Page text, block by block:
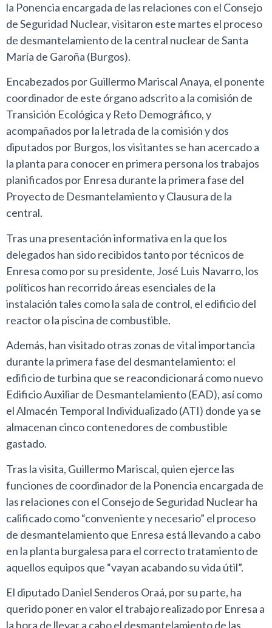
la Ponencia encargada de las relaciones con el Consejo
de Seguridad Nuclear, visitaron este martes el proceso
de desmantelamiento de la central nuclear de Santa
María de Garoña (Burgos).
Encabezados por Guillermo Mariscal Anaya, el ponente
coordinador de este órgano adscrito a la comisión de
Transición Ecológica y Reto Demográfico, y
acompañados por la letrada de la comisión y dos
diputados por Burgos, los visitantes se han acercado a
la planta para conocer en primera persona los trabajos
planificados por Enresa durante la primera fase del
Proyecto de Desmantelamiento y Clausura de la
central.
Tras una presentación informativa en la que los
delegados han sido recibidos tanto por técnicos de
Enresa como por su presidente, José Luis Navarro, los
políticos han recorrido áreas esenciales de la
instalación tales como la sala de control, el edificio del
reactor o la piscina de combustible.
Además, han visitado otras zonas de vital importancia
durante la primera fase del desmantelamiento: el
edificio de turbina que se reacondicionará como nuevo
Edificio Auxiliar de Desmantelamiento (EAD), así como
el Almacén Temporal Individualizado (ATI) donde ya se
almacenan cinco contenedores de combustible
gastado.
Tras la visita, Guillermo Mariscal, quien ejerce las
funciones de coordinador de la Ponencia encargada de
las relaciones con el Consejo de Seguridad Nuclear ha
calificado como “conveniente y necesario” el proceso
de desmantelamiento que Enresa está llevando a cabo
en la planta burgalesa para el correcto tratamiento de
aquellos equipos que “vayan acabando su vida útil”.
El diputado Daniel Senderos Oraá, por su parte, ha
querido poner en valor el trabajo realizado por Enresa a
la hora de llevar a cabo el desmantelamiento de las